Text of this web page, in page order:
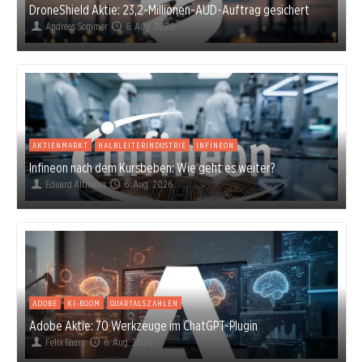
DroneShield Aktie: 23,2-Millionen-AUD-Auftrag gesichert
Andreas Sommer 6. Aug. 2026
AKTIENMARKT HALBLEITERINDUSTRIE INFINEON
Infineon nach dem Kursbeben: Wie geht es weiter?
Eduard Altmann 6. Aug. 2026
ADOBE KI-BOOM QUARTALSZAHLEN
Adobe Aktie: 70 Werkzeuge im ChatGPT-Plugin
Felix Baarz 6. Aug. 2026